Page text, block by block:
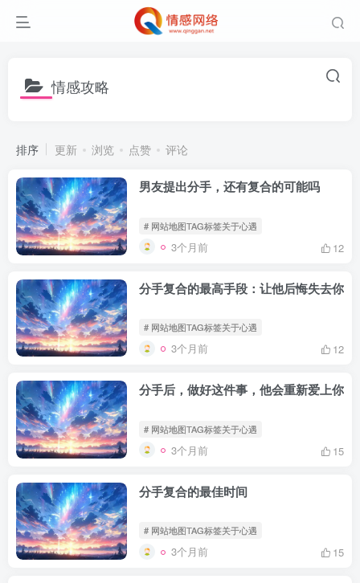
情感攻略
排序 更新 浏览 点赞 评论
男友提出分手，还有复合的可能吗
# 网站地图TAG标签关于心遇
3个月前 12
分手复合的最高手段：让他后悔失去你
# 网站地图TAG标签关于心遇
3个月前 12
分手后，做好这件事，他会重新爱上你
# 网站地图TAG标签关于心遇
3个月前 15
分手复合的最佳时间
# 网站地图TAG标签关于心遇
3个月前 15